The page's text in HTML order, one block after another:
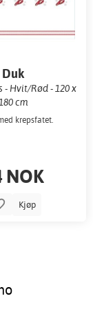
Duk
- Hvit/Rød - 120 x
180 cm
krepsfatet.
NOK
Kjøp